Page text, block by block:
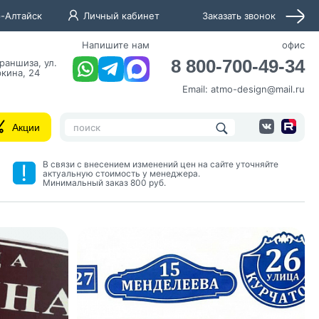
Алтайск Личный кабинет Заказать звонок
ул.
24
Напишите нам офис
8 800-700-49-34
Email: atmo-design@mail.ru
Акции
В связи с внесением изменений цен на сайте уточняйте
актуальную стоимость у менеджера.
Минимальный заказ 800 руб.
и согласие с